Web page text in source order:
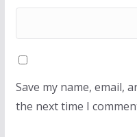
Save my name, email,
the next time I